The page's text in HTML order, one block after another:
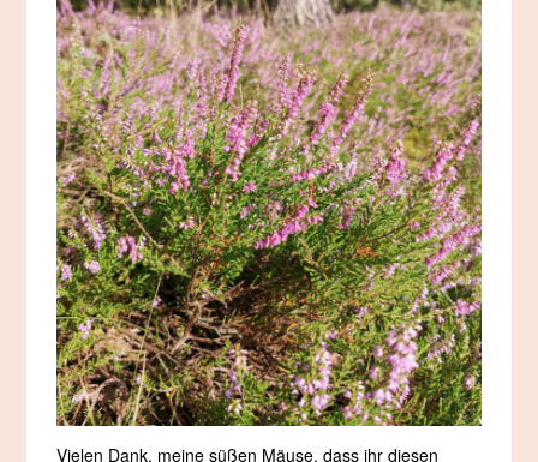
Vielen Dank, meine süßen Mäuse, dass ihr diesen